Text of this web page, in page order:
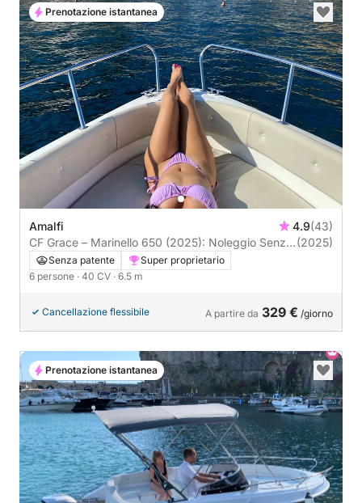
Amalfi 4.9(43)
CF Grace – Marinello 650 (2025): Noleggio Senza
Patente da Amalfi, Anche per Capri
(2025)
Senza patente
Super proprietario
6 persone · 40 CV · 6.5 m
Cancellazione flessibile A partire da 329 € /giorno
Prenotazione istantanea
Prenotazione istantanea